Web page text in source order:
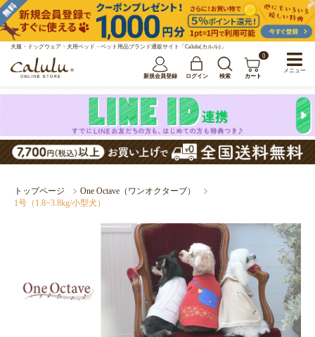
犬服・ドッグウェア・犬用ベッド・ペット用品ブランド通販サイト「Calulu(カルル)」
新規会員登録 ログイン 検索
0
カート
トップページ
One Octave（ワンオクターブ）
1号（1.8~3.8kg/小型犬）
メニュー